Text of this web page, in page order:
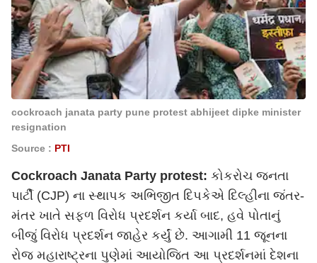
cockroach janata party pune protest abhijeet dipke minister
resignation
Source : PTI
Cockroach Janata Party protest: કોકરોચ જનતા
પાર્ટી (CJP) ના સ્થાપક અભિજીત દિપકેએ દિલ્હીના જંતર-
મંતર ખાતે સફળ વિરોધ પ્રદર્શન કર્યા બાદ, હવે પોતાનું
બીજું વિરોધ પ્રદર્શન જાહેર કર્યું છે. આગામી 11 જૂનના
રોજ મહારાષ્ટ્રના પુણેમાં આયોજિત આ પ્રદર્શનમાં દેશના